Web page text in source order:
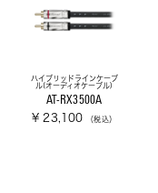
ハイブリッドラインケーブ
ル(オーディオケーブル)
AT-RX3500A
¥ 23,100 （税込）